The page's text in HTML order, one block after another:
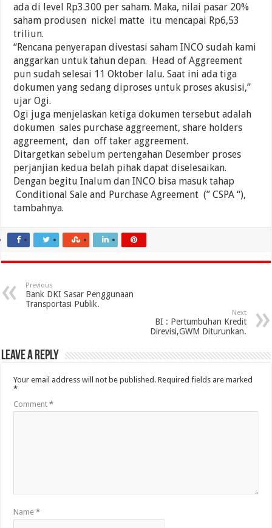
ada di level Rp3.300 per saham. Maka, nilai pasar 20%
saham produsen nickel matte itu mencapai Rp6,53
triliun.
“Rencana penyerapan divestasi saham INCO sudah kami
anggarkan untuk tahun depan. Head of Aggreement
pun sudah selesai 11 Oktober lalu. Saat ini ada tiga
dokumen yang sedang diproses untuk proses akusisi,”
ujar Ogi.
Ogi juga menjelaskan ketiga dokumen tersebut adalah
dokumen sales purchase aggreement, share holders
aggreement, dan off taker aggreement.
Ditargetkan sebelum pertengahan Desember proses
perjanjian kedua belah pihak dapat diselesaikan.
Dengan begitu Inalum dan INCO bisa masuk tahap
Conditional Sale and Purchase Agreement (” CSPA “),
tambahnya.
Previous
Bank DKI Sasar Penggunaan
Transportasi Publik.
Next
BI : Pertumbuhan Kredit
Direvisi,GWM Diturunkan.
Leave a Reply
Your email address will not be published. Required fields are marked
*
Comment*
Name*